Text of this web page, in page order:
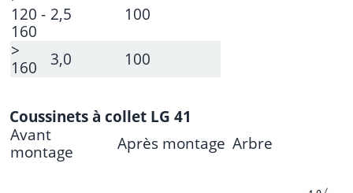
120 -
160
2,5
100
>
160
3,0 100
Coussinets à collet LG 41
Avant
montage
Après montage Arbre